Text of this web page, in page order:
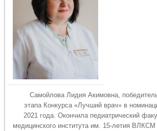
Самойлова Лидия Акимовна,
этапа Конкурса «Лучший врач» в
2021 года. Окончила педиатрический
медицинского института им. 15-летия